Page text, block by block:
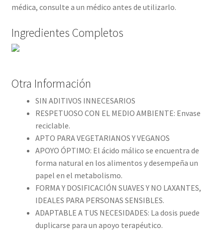
médica, consulte a un médico antes de utilizarlo.
Ingredientes Completos
Otra Información
SIN ADITIVOS INNECESARIOS
RESPETUOSO CON EL MEDIO AMBIENTE: Envase
reciclable.
APTO PARA VEGETARIANOS Y VEGANOS
APOYO ÓPTIMO: El ácido málico se encuentra de
forma natural en los alimentos y desempeña un
papel en el metabolismo.
FORMA Y DOSIFICACIÓN SUAVES Y NO LAXANTES,
IDEALES PARA PERSONAS SENSIBLES.
ADAPTABLE A TUS NECESIDADES: La dosis puede
duplicarse para un apoyo terapéutico.